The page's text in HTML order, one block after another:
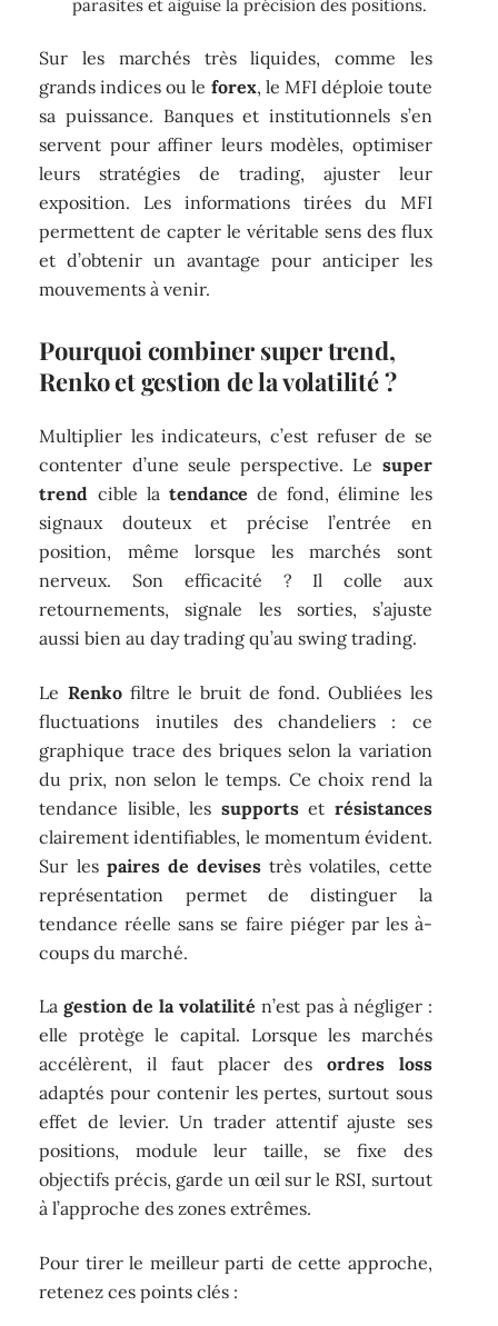
parasites et aiguise la précision des positions.
Sur les marchés très liquides, comme les
grands indices ou le forex, le MFI déploie toute
sa puissance. Banques et institutionnels s’en
servent pour affiner leurs modèles, optimiser
leurs stratégies de trading, ajuster leur
exposition. Les informations tirées du MFI
permettent de capter le véritable sens des flux
et d’obtenir un avantage pour anticiper les
mouvements à venir.
Pourquoi combiner super trend,
Renko et gestion de la volatilité ?
Multiplier les indicateurs, c’est refuser de se
contenter d’une seule perspective. Le super
trend cible la tendance de fond, élimine les
signaux douteux et précise l’entrée en
position, même lorsque les marchés sont
nerveux. Son efficacité ? Il colle aux
retournements, signale les sorties, s’ajuste
aussi bien au day trading qu’au swing trading.
Le Renkofiltre le bruit de fond. Oubliées les
fluctuations inutiles des chandeliers : ce
graphique trace des briques selon la variation
du prix, non selon le temps. Ce choix rend la
tendance lisible, les supportset résistances
clairement identifiables, le momentum évident.
Sur les paires de devises très volatiles, cette
représentation permet de distinguer la
tendance réelle sans se faire piéger par les à-
coups du marché.
Lagestion de la volatilité n’est pas à négliger :
elle protège le capital. Lorsque les marchés
accélèrent, il faut placer des ordres loss
adaptés pour contenir les pertes, surtout sous
effet de levier. Un trader attentif ajuste ses
positions, module leur taille, se fixe des
objectifs précis, garde un œil sur le RSI, surtout
à l’approche des zones extrêmes.
Pour tirer le meilleur parti de cette approche,
retenez ces points clés :